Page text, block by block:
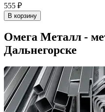
555 ₽
В корзину
Омега Металл -
Дальнегорске